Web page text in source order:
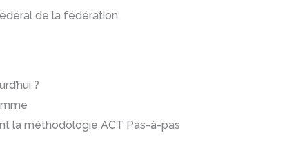
de la fédération.
?
la méthodologie ACT Pas-à-pas